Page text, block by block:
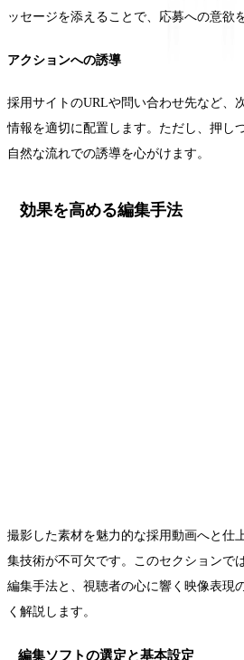
ッセージを添えることで、応募への意欲
アクションへの誘導
採用サイトのURLや問い合わせ先など、
情報を適切に配置します。ただし、押し
自然な流れでの誘導を心がけます。
効果を高める編集手法
撮影した素材を魅力的な採用動画へと仕
集技術が不可欠です。このセクションで
編集手法と、視聴者の心に響く映像表現
く解説します。
編集ソフトの選定と基本設定